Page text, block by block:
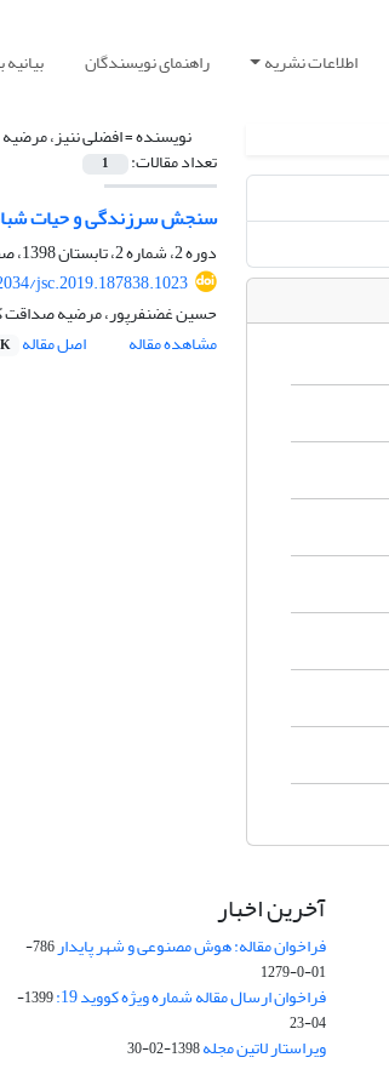
اطلاعات نشریه راهنمای نویسندگان
نویسنده =افضلی ننیز، مرضیه
تعداد مقالات: 1
سنجش سرزندگی و حیات
دوره 2، شماره 2، تابستان 1398، صفحه
jsc.2019.187838.1023
حسین غضنفرپور، مرضیه صداقت
مشاهده مقاله
اصل مقاله
آخرین اخبار
فراخوان مقاله: هوش مصنوعی و شهر پایدار
786-
01-0-1279
فراخوان ارسال مقاله شماره ویژه کووید 19:
1399-
04-23
ویراستار لاتین مجله1398-02-30